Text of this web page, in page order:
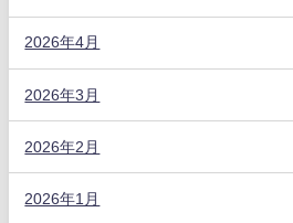
2026年4月
2026年3月
2026年2月
2026年1月